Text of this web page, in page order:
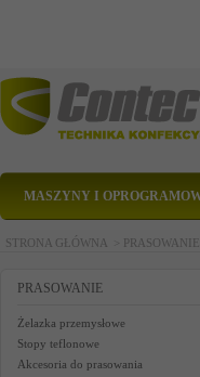
MASZYNY I
STRONA GŁÓWNA >
PRASOWANIE
Żelazka przemysłowe
Stopy teflonowe
Akcesoria do prasowania